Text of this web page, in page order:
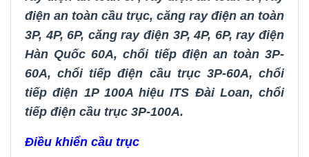
điện an toàn cầu trục, căng ray điện an toàn
3P, 4P, 6P, căng ray điện 3P, 4P, 6P,ray điện
Hàn Quốc 60A, chổi tiếp điện an toàn 3P-
60A,chổi tiếp điện cầu trục 3P-60A,chổi
tiếp điện 1P 100A hiệu ITS Đài Loan, chổi
tiếp điện cầu trục 3P-100A.
Điều khiển cầu trục